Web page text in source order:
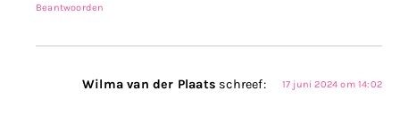
Beantwoorden
Wilma van der Plaats schreef: 17 juni 2024 om 14:02